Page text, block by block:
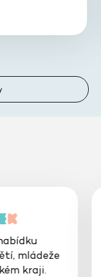
mládeže
kraji.